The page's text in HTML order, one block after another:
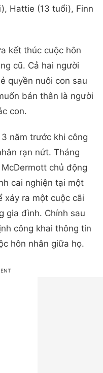
Hattie (13 tuổi), Finn
kết thúc cuộc hôn
cũ. Cả hai người
quyền nuôi con sau
bản thân là người
con.
năm trước khi công
rạn nứt. Tháng
chủ động
cai nghiện tại một
xảy ra một cuộc cãi
gia đình. Chính sau
công khai thông tin
hôn nhân giữa họ.